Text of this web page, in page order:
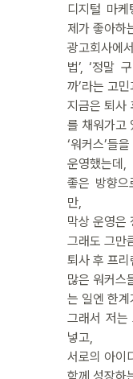
디지털 마
제가 좋아하
광고회사에
법’, ‘정말
까’라는 고
지금은 퇴사
를 채워가고
‘워커스’들
운영했는데,
좋은 방향으
만,
막상 운영은
그래도 그만
퇴사 후 프
많은 워커스
는 일엔 한
그래서 저는
넣고,
서로의 아이